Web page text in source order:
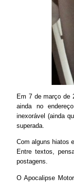
Em 7 de março de
ainda no
inexorável (ainda
superada.
Com alguns hiatos
Entre textos,
postagens.
O Apocalipse